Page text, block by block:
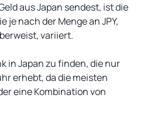
aus Japan sendest, ist die
je nach der Menge an JPY,
variiert.
in Japan zu finden, die nur
erhebt, da die meisten
eine Kombination von